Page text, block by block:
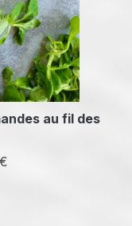
au fil des
€